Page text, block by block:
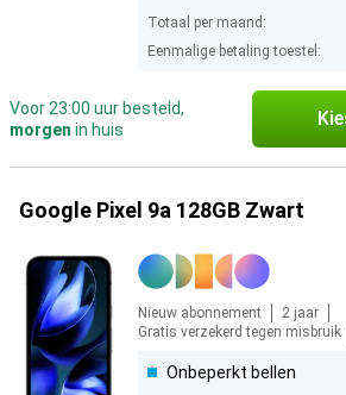
Totaal per maand:
Eenmalige betaling toestel:
Voor 23:00 uur besteld,
morgen in huis
Google Pixel 9a 128GB Zwart
Nieuw abonnement
2 jaar
Gratis verzekerd tegen misbruik
Onbeperkt bellen